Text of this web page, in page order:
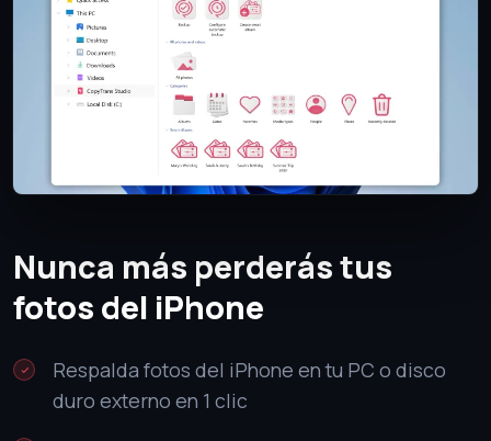
Nunca más perderás tus
fotos del iPhone
Respalda fotos del iPhone en tu PC o disco
duro externo en 1 clic